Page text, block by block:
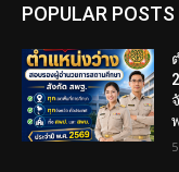
POPULAR POSTS